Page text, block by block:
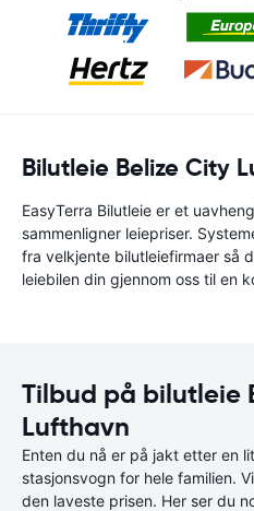
Bilutleie Belize City
EasyTerra Bilutleie er et
sammenligner leiepriser.
fra velkjente bilutleiefirmaer så
leiebilen din gjennom oss til en
Tilbud på bilutleie
Lufthavn
Enten du nå er på jakt etter en
stasjonsvogn for hele familien.
den laveste prisen. Her ser du